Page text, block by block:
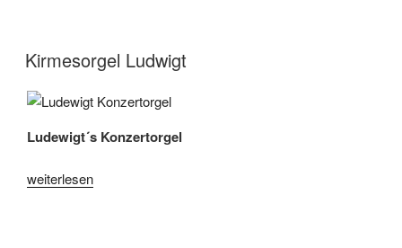
Ricke“
Kirmesorgel Ludwigt
Ludewigt´s Konzertorgel
„Kirmesorgel
weiterlesen